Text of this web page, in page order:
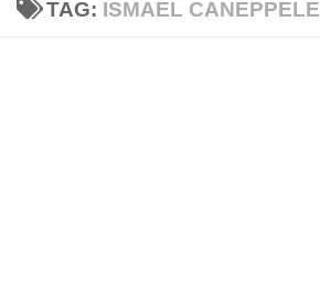
TAG: ISMAEL CANEPPELE